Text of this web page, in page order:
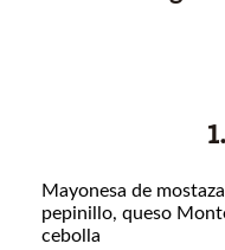
Mayonesa de
pepinillo, queso
cebolla